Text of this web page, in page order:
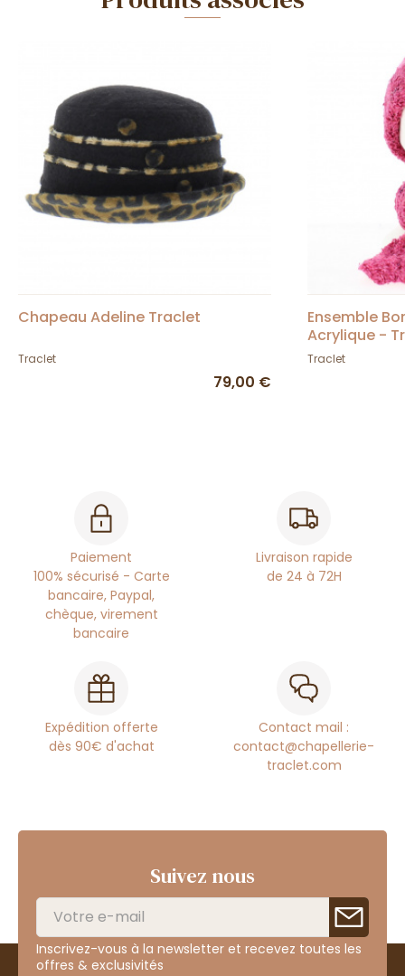
Chapeau Adeline Traclet
Traclet
79,00 €
Ensemble
Acrylique -
Traclet
Paiement
100% sécurisé - Carte
bancaire, Paypal,
chèque, virement
bancaire
Livraison rapide
de 24 à 72H
Expédition offerte
dès 90€ d'achat
Contact mail :
contact@chapellerie-
traclet.com
Suivez nous
Inscrivez-vous à la newsletter et recevez toutes les
offres & exclusivités